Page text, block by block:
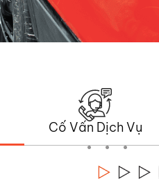
Cố Vấn Dịch Vụ